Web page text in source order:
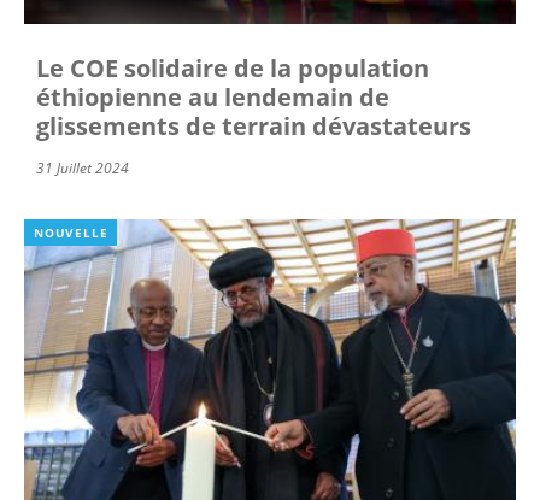
Le COE solidaire de la population
éthiopienne au lendemain de
glissements de terrain dévastateurs
31 Juillet 2024
NOUVELLE